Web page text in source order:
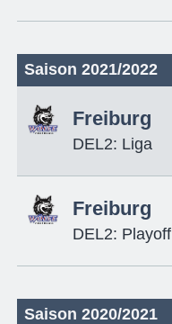
Saison 2021/2022
Freiburg
DEL2: Liga
Freiburg
DEL2: Playoff
Saison 2020/2021